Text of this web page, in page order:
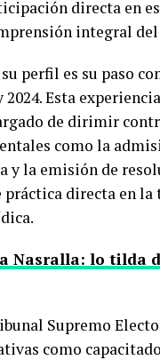
directa en
integral
perfil es su paso
Esta
de dirimir
como la
la emisión de
directa en la
Nasralla: lo tilda
Supremo
como